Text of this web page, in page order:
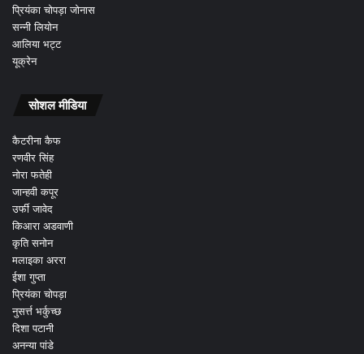
प्रियंका चोपड़ा जोनास
सन्नी लियोन
आलिया भट्ट
यूक्रेन
सोशल मीडिया
कैटरीना कैफ
रणवीर सिंह
नोरा फतेही
जान्हवी कपूर
उर्फी जावेद
किआरा अडवाणी
कृति सनोन
मलाइका अररा
ईशा गुप्ता
प्रियंका चोपड़ा
नुसर्त्त भर्कुच्छ
दिशा पटानी
अनन्या पांडे